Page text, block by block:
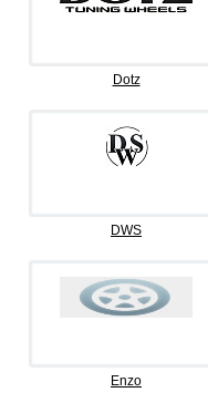
Dotz
DWS
Enzo